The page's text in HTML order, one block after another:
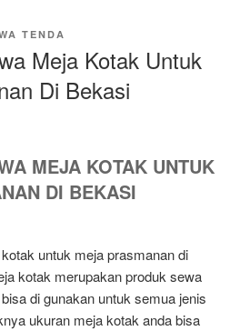
TENDA
Meja Kotak Untuk
Di Bekasi
MEJA KOTAK UNTUK
DI BEKASI
untuk meja prasmanan di
kotak merupakan produk sewa
di gunakan untuk semua jenis
ukuran meja kotak anda bisa